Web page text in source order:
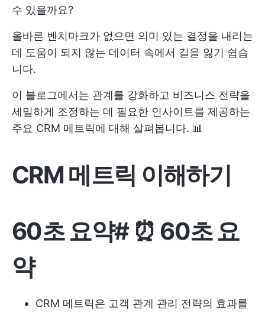
수 있을까요?
올바른 벤치마크가 없으면 의미 있는 결정을 내리는
데 도움이 되지 않는 데이터 속에서 길을 잃기 쉽습
니다.
이 블로그에서는 관계를 강화하고 비즈니스 전략을
세밀하게 조정하는 데 필요한 인사이트를 제공하는
주요 CRM 메트릭에 대해 살펴봅니다. 📊
CRM 메트릭 이해하기
60초 요약# ⏰ 60초 요
약
CRM 메트릭은 고객 관계 관리 전략의 효과를